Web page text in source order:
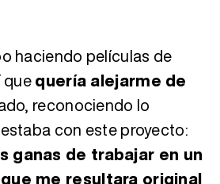
haciendo películas de
quequería alejarme de
reconociendo lo
con este proyecto:
ganas de trabajar en un
me resultara original